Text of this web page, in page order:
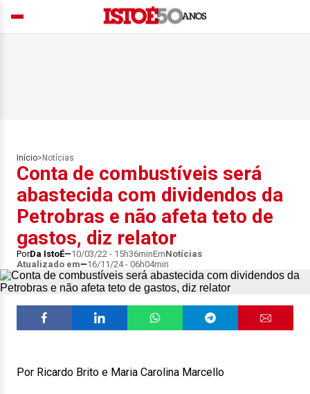
Início> Notícias
Conta de combustíveis será
abastecida com dividendos da
Petrobras e não afeta teto de
gastos, diz relator
PorDa IstoÉ 10/03/22 - 15h36minEmNotícias
Atualizado em
16/11/24 - 06h04min
Por Ricardo Brito e Maria Carolina Marcello